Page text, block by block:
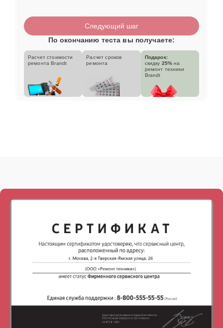
Следующий шаг
По окончанию теста вы получаете:
Расчет стоимости
ремонта Brandt
Расчет сроков
ремонта
Подарок:
скидку 25% на
ремонт техники
Brandt